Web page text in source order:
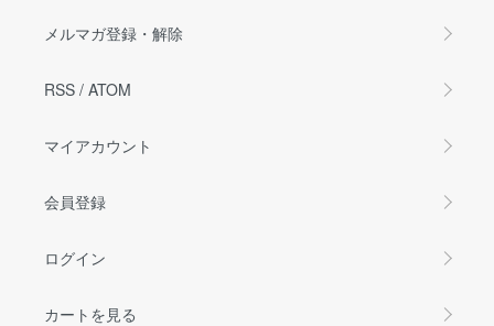
メルマガ登録・解除
RSS / ATOM
マイアカウント
会員登録
ログイン
カートを見る